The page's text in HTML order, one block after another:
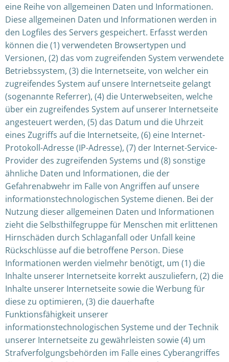
eine Reihe von allgemeinen Daten und Informationen.
Diese allgemeinen Daten und Informationen werden in
den Logfiles des Servers gespeichert. Erfasst werden
können die (1) verwendeten Browsertypen und
Versionen, (2) das vom zugreifenden System verwendete
Betriebssystem, (3) die Internetseite, von welcher ein
zugreifendes System auf unsere Internetseite gelangt
(sogenannte Referrer), (4) die Unterwebseiten, welche
über ein zugreifendes System auf unserer Internetseite
angesteuert werden, (5) das Datum und die Uhrzeit
eines Zugriffs auf die Internetseite, (6) eine Internet-
Protokoll-Adresse (IP-Adresse), (7) der Internet-Service-
Provider des zugreifenden Systems und (8) sonstige
ähnliche Daten und Informationen, die der
Gefahrenabwehr im Falle von Angriffen auf unsere
informationstechnologischen Systeme dienen. Bei der
Nutzung dieser allgemeinen Daten und Informationen
zieht die Selbsthilfegruppe für Menschen mit erlittenen
Hirnschäden durch Schlaganfall oder Unfall keine
Rückschlüsse auf die betroffene Person. Diese
Informationen werden vielmehr benötigt, um (1) die
Inhalte unserer Internetseite korrekt auszuliefern, (2) die
Inhalte unserer Internetseite sowie die Werbung für
diese zu optimieren, (3) die dauerhafte
Funktionsfähigkeit unserer
informationstechnologischen Systeme und der Technik
unserer Internetseite zu gewährleisten sowie (4) um
Strafverfolgungsbehörden im Falle eines Cyberangriffes